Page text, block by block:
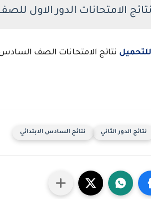
الامتحانات الدور الاول للصف
نتائج الدور الثاني نتائج السادس الابتدائي